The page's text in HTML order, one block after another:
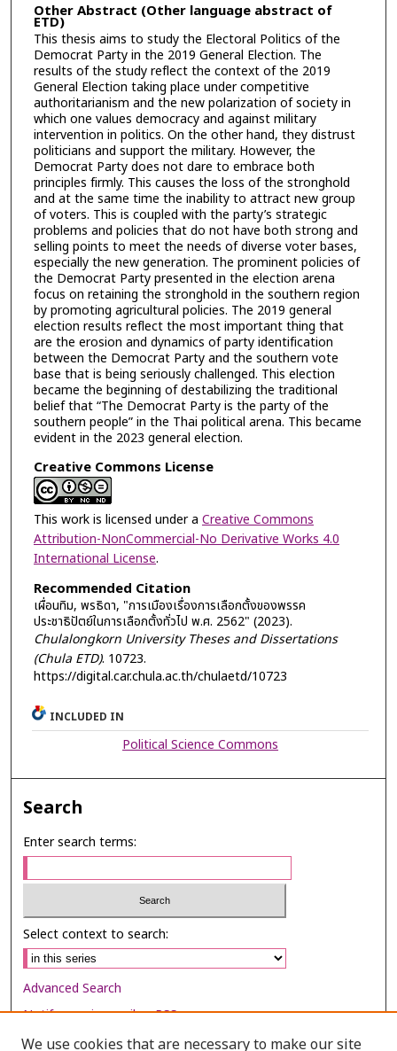
Other Abstract (Other language abstract of
ETD)
This thesis aims to study the Electoral Politics of the
Democrat Party in the 2019 General Election. The
results of the study reflect the context of the 2019
General Election taking place under competitive
authoritarianism and the new polarization of society in
which one values democracy and against military
intervention in politics. On the other hand, they distrust
politicians and support the military. However, the
Democrat Party does not dare to embrace both
principles firmly. This causes the loss of the stronghold
and at the same time the inability to attract new group
of voters. This is coupled with the party’s strategic
problems and policies that do not have both strong and
selling points to meet the needs of diverse voter bases,
especially the new generation. The prominent policies of
the Democrat Party presented in the election arena
focus on retaining the stronghold in the southern region
by promoting agricultural policies. The 2019 general
election results reflect the most important thing that
are the erosion and dynamics of party identification
between the Democrat Party and the southern vote
base that is being seriously challenged. This election
became the beginning of destabilizing the traditional
belief that “The Democrat Party is the party of the
southern people” in the Thai political arena. This became
evident in the 2023 general election.
Creative Commons License
This work is licensed under a Creative Commons
Attribution-NonCommercial-No Derivative Works 4.0
International License.
Recommended Citation
เผื่อนทิม, พรธิดา, "การเมืองเรื่องการเลือกตั้งของพรรค
ประชาธิปัตย์ในการเลือกตั้งทั่วไป พ.ศ. 2562" (2023).
Chulalongkorn University Theses and Dissertations
(Chula ETD). 10723.
https://digital.car.chula.ac.th/chulaetd/10723
INCLUDED IN
Political Science Commons
Search
Enter search terms:
Select context to search:
Advanced Search
Notify me via email orRSS
We use cookies that are necessary to make our site